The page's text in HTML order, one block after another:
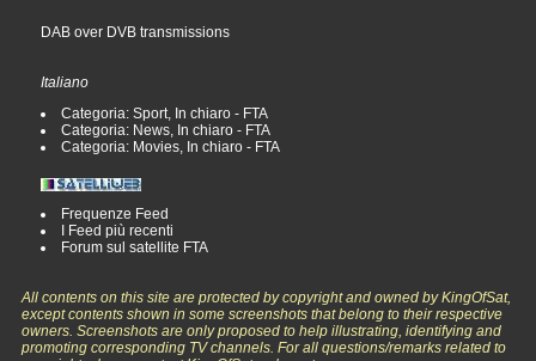
DAB over DVB transmissions
Italiano
Categoria: Sport, In chiaro - FTA
Categoria: News, In chiaro - FTA
Categoria: Movies, In chiaro - FTA
Frequenze Feed
I Feed più recenti
Forum sul satellite FTA
All contents on this site are protected by copyright and owned by KingOfSat,
except contents shown in some screenshots that belong to their respective
owners. Screenshots are only proposed to help illustrating, identifying and
promoting corresponding TV channels. For all questions/remarks related to